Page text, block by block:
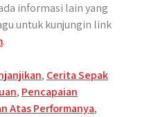
informasi lain yang
untuk kunjungin link
.
, Cerita Sepak
, Pencapaian
Atas Performanya,